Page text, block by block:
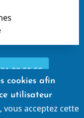
99 55 55
cookies afin
utilisateur
vous acceptez cette